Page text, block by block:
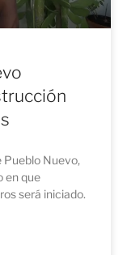
Pueblo Nuevo,
en que
será iniciado.